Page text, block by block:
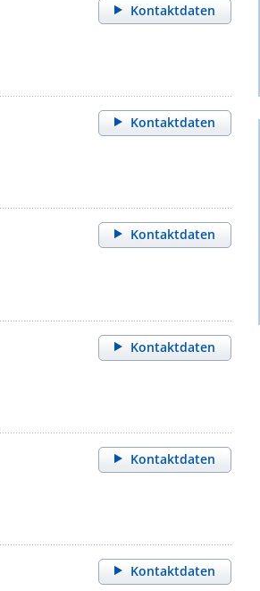
Kontaktdaten
Kontaktdaten
Kontaktdaten
Kontaktdaten
Kontaktdaten
Kontaktdaten